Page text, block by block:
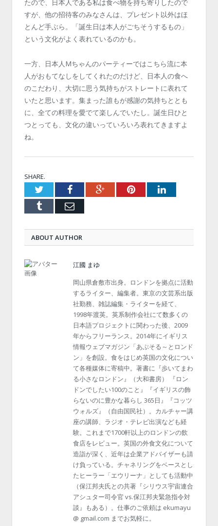
たので、日本人である私は食べ物を持ち寄りしたので
すが、他の招待客のみなさんは、プレゼント以外はほ
とんど手ぶら。「誕生日は本人がごちそうするもの」
という文化がよく表れているのかも。
一方、日本人Mちゃんのパーティーではこちら流に本
人がおもてなしをしてくれたのだけど、日本人の食へ
のこだわり、大切に思う気持ちがストレートに表れて
いたと思います。集まった誰もが感謝の気持ちととも
に、全ての料理を愛でて楽しんでいたし。誕生日ひと
つとっても、文化の違いっていろいろ表れてきますよ
ね。
SHARE.
TwitterFacebookGoogle+PinterestLinkedIn
Tumblr Email
ABOUT AUTHOR
江國 まゆ
岡山県倉敷市出身。ロンドンを拠点に活動
するライター、編集者。東京の文芸系出版
社勤務、雑誌編集・ライターを経て、
1998年渡英。英系制作会社にて数多くの
日本語プロジェクトに関わった後、2009
年からフリーランス。2014年にイギリス
情報ウェブマガジン「あぶそる～とロンド
ン」を創設。食をはじめ英国の文化につい
て各種媒体に寄稿中。著書に『歩いてまわ
る小さなロンドン』（大和書房） 『ロン
ドンでしたい100のこと』『イギリスの飾
らないのに豊かな暮らし 365日』『コッツ
ウォルズ』（自由国民社）。カルチャー講
座の講師、ラジオ・テレビ出演なども経
験。これまで1700軒以上のロンドンの飲
食店をレビュー。英国の外食文化について
造詣が深く、近年は企業アドバイザーも請
け負っている。チャネリングをベースとし
たヒーラー「エウリーナ」としても活動中
（保江邦夫氏との共著『シリウス宇宙連合
アシュター司令官 vs.保江邦夫緊急指令対
談』もある）。仕事のご依頼は ekumayu
@ gmail.com までお気軽に。